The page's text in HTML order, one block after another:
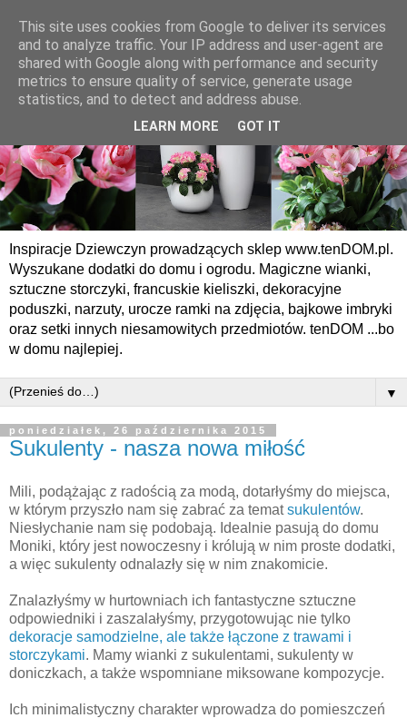
Inspiracje Dziewczyn prowadzących sklep www.tenDOM.pl.
Wyszukane dodatki do domu i ogrodu. Magiczne wianki,
sztuczne storczyki, francuskie kieliszki, dekoracyjne
poduszki, narzuty, urocze ramki na zdjęcia, bajkowe imbryki
oraz setki innych niesamowitych przedmiotów. tenDOM ...bo
w domu najlepiej.
▼
poniedziałek, 26 października 2015
Sukulenty - nasza nowa miłość
Mili, podążając z radością za modą, dotarłyśmy do miejsca,
w którym przyszło nam się zabrać za tematsukulentów.
Niesłychanie nam się podobają. Idealnie pasują do domu
Moniki, który jest nowoczesny i królują w nim proste dodatki,
a więc sukulenty odnalazły się w nim znakomicie.
Znalazłyśmy w hurtowniach ich fantastyczne sztuczne
odpowiedniki i zaszalałyśmy, przygotowując nie tylko
dekoracje samodzielne, ale także łączone z trawami i
storczykami. Mamy wianki z sukulentami, sukulenty w
doniczkach, a także wspomniane miksowane kompozycje.
Ich minimalistyczny charakter wprowadza do pomieszczeń
This site uses cookies from Google to deliver its services
and to analyze traffic. Your IP address and user-agent are
shared with Google along with performance and security
metrics to ensure quality of service, generate usage
statistics, and to detect and address abuse.
LEARN MORE GOT IT